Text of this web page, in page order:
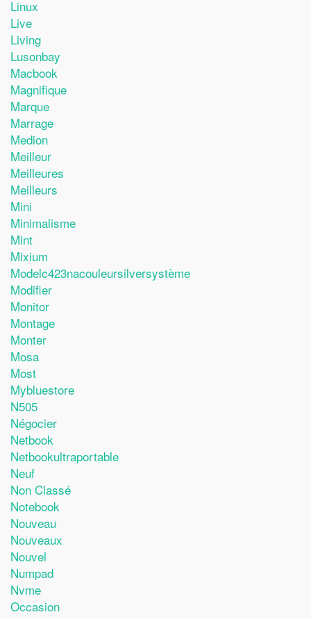
Linux
Live
Living
Lusonbay
Macbook
Magnifique
Marque
Marrage
Medion
Meilleur
Meilleures
Meilleurs
Mini
Minimalisme
Mint
Mixium
Modelc423nacouleursilversystème
Modifier
Monitor
Montage
Monter
Mosa
Most
Mybluestore
N505
Négocier
Netbook
Netbookultraportable
Neuf
Non Classé
Notebook
Nouveau
Nouveaux
Nouvel
Numpad
Nvme
Occasion